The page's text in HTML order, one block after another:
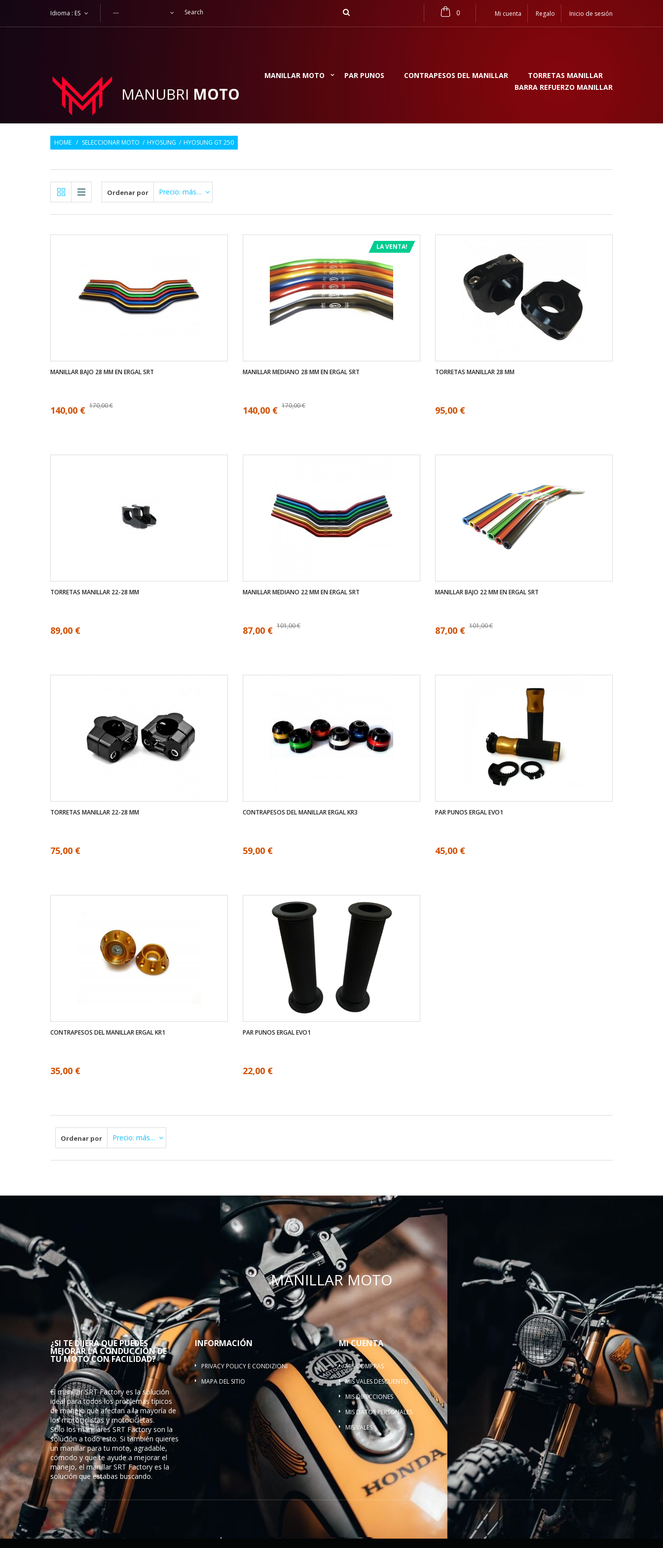
Idioma : ES Mi cuenta Regalo Inicio de sesión
0
---
MANUBRI MOTO
MANILLAR MOTO PAR PUNOS CONTRAPESOS DEL MANILLAR
TORRETAS MANILLAR
BARRA REFUERZO MANILLAR
HOME / SELECCIONAR MOTO / HYOSUNG / HYOSUNG GT 250
Ordenar por Precio: más Alto primero
MANILLAR BAJO 28 MM EN ERGAL SRT
170,00 €
140,00 €
LA VENTA!
MANILLAR MEDIANO 28 MM EN ERGAL SRT
170,00 €
140,00 €
TORRETAS MANILLAR 28 MM
95,00 €
TORRETAS MANILLAR 22-28 MM
89,00 €
MANILLAR MEDIANO 22 MM EN ERGAL SRT
101,00 €
87,00 €
MANILLAR BAJO 22 MM EN ERGAL SRT
101,00 €
87,00 €
TORRETAS MANILLAR 22-28 MM
75,00 €
CONTRAPESOS DEL MANILLAR ERGAL KR3
59,00 €
PAR PUNOS ERGAL EVO1
45,00 €
CONTRAPESOS DEL MANILLAR ERGAL KR1
35,00 €
PAR PUNOS ERGAL EVO1
22,00 €
Ordenar por Precio: más Alto primero
MANILLAR MOTO
¿SI TE DIJERA QUE PUEDES
MEJORAR LA CONDUCCIÓN DE
TU MOTO CON FACILIDAD?
El manillar SRT Factory es la solución
ideal para todos los problemas típicos
de manejo que afectan a la mayoría de
los motociclistas y motocicletas.
Solo los manillares SRT Factory son la
solución a todo esto. Si también quieres
un manillar para tu moto, agradable,
cómodo y que te ayude a mejorar el
manejo, el manillar SRT Factory es la
solución que estabas buscando.
INFORMACIÓN
PRIVACY POLICY E CONDIZIONI
MAPA DEL SITIO
MI CUENTA
MIS COMPRAS
MIS VALES DESCUENTO
MIS DIRECCIONES
MIS DATOS PERSONALES
MIS VALES